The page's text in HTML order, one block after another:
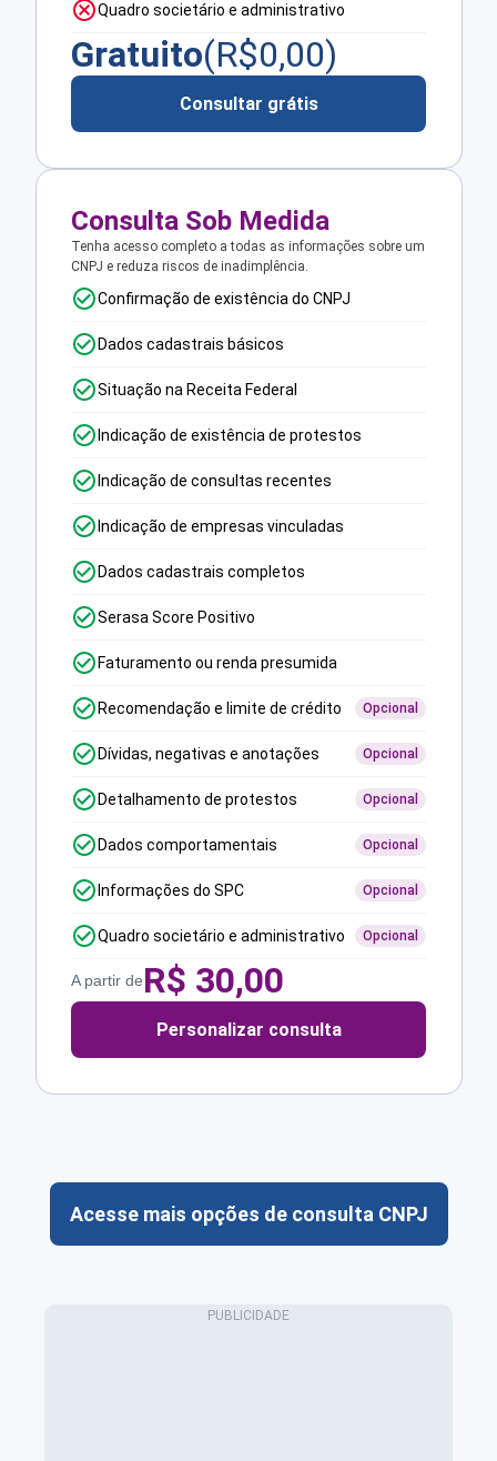
Quadro societário e administrativo
Gratuito(R$0,00)
Consultar grátis
Consulta Sob Medida
Tenha acesso completo a todas as informações sobre um
CNPJ e reduza riscos de inadimplência.
Confirmação de existência do CNPJ
Dados cadastrais básicos
Situação na Receita Federal
Indicação de existência de protestos
Indicação de consultas recentes
Indicação de empresas vinculadas
Dados cadastrais completos
Serasa Score Positivo
Faturamento ou renda presumida
Recomendação e limite de crédito Opcional
Dívidas, negativas e anotações Opcional
Detalhamento de protestos Opcional
Dados comportamentais Opcional
Informações do SPC Opcional
Quadro societário e administrativo Opcional
A partir deR$ 30,00
Personalizar consulta
Acesse mais opções de consulta CNPJ